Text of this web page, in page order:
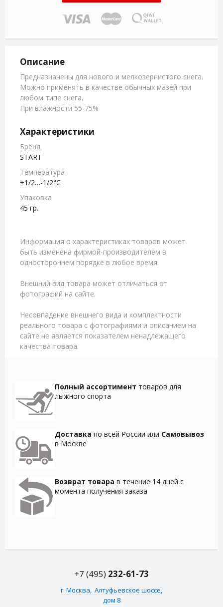
Описание
Предназначены для нового и мелкозернистого снега.
Можно применять в качестве обычных мазей при
любом типе снега.
При влажности 55-75%
Характеристики
Бренд
START
Температура
+1/2…-1/2°С
Упаковка
45 гр.
Информация о характеристиках товаров может
быть изменена фирмой-производителем в
одностороннем порядке в любое время.
Внешний вид товара может отличаться от
фотографий на сайте.
Несовпадение внешнего вида и комплектности
реального товара с фотографиями и описанием на
сайте не является показателем ненадлежащего
качества товара.
Полный ассортимент товаров для
лыжного спорта
Доставка по всей России или Самовывоз
в Москве
Возврат товара в течение 14 дней с
момента получения заказа
+7 (495) 232-61-73
г. Москва, Алтуфьевское шоссе,
дом 8